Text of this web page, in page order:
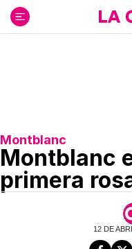
contenido
Montblanc
Montblanc
primera
12 DE